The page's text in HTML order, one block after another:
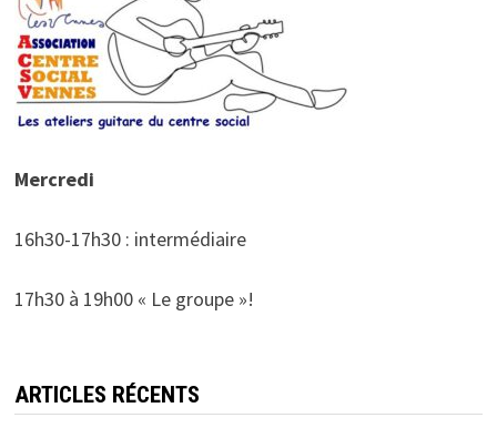
Mercredi
16h30-17h30 : intermédiaire
17h30 à 19h00 « Le groupe »!
ARTICLES RÉCENTS